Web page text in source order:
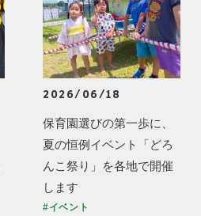
2026/06/18
保育園選びの第一歩に、
夏の恒例イベント「どろ
んこ祭り」を各地で開催
します
#イベント